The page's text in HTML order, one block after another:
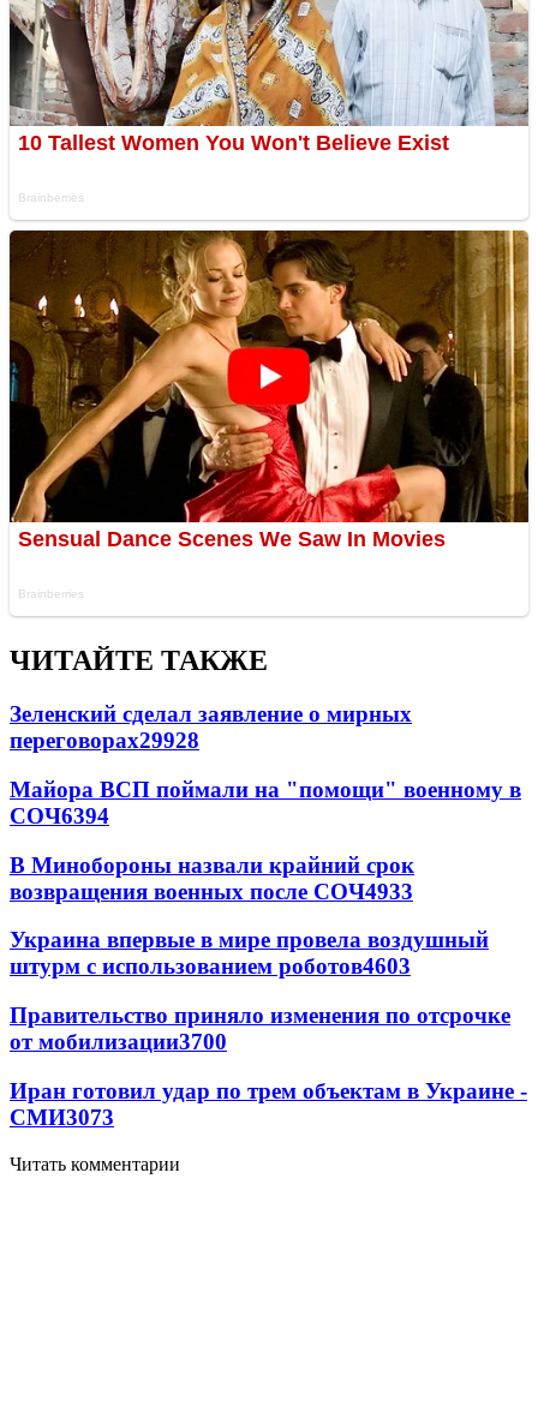
ЧИТАЙТЕ ТАКЖЕ
Зеленский сделал заявление о мирных
переговорах29928
Майора ВСП поймали на "помощи" военному в
СОЧ6394
В Минобороны назвали крайний срок
возвращения военных после СОЧ4933
Украина впервые в мире провела воздушный
штурм с использованием роботов4603
Правительство приняло изменения по отсрочке
от мобилизации3700
Иран готовил удар по трем объектам в Украине -
СМИ3073
Читать комментарии